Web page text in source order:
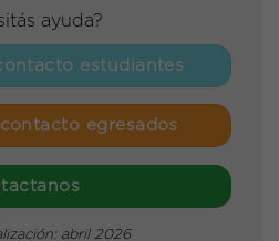
ayuda?
estudiantes
egresados
abril 2026